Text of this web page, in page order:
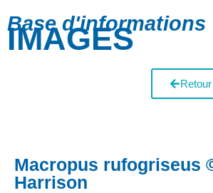
Base d'informations
IMAGES
Macropus rufogriseus
Harrison